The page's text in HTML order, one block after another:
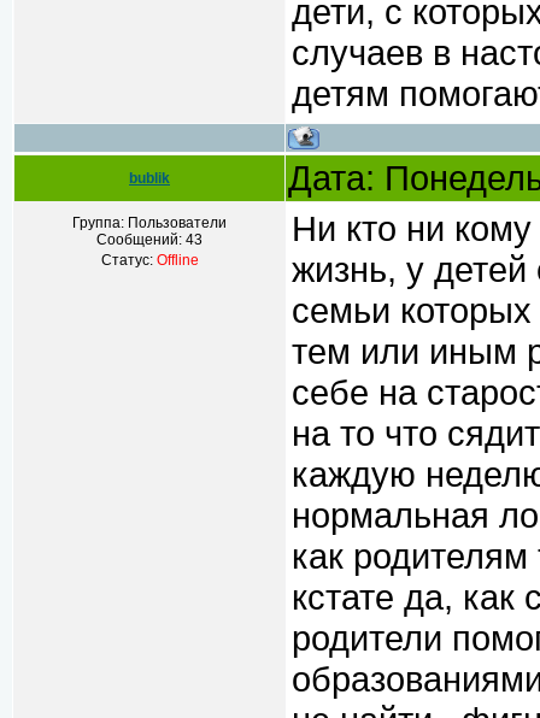
дети, с
случаев в
детям
bublik Дата:
Группа: Пользователи
Сообщений: 43
Статус: Offline
Ни кто ни
жизнь, у
семьи
тем или иным
себе на
на то что
каждую
нормальная
как
кстате да,
родители